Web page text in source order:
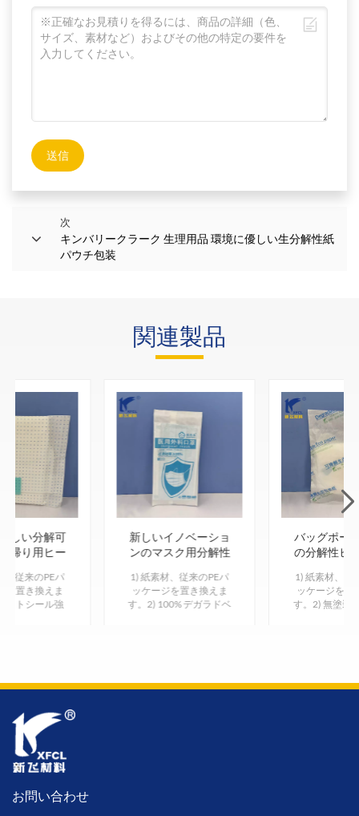
送信
次
キンバリークラーク 生理用品 環境に優しい生分解性紙
パウチ包装
関連製品
しい分解可
帰り用ヒー
チ紙
、従来のPEパ
を置き換えま
ートシール強
新しいイノベーショ
ンのマスク用分解性
1) 紙素材、従来のPEパ
ッケージを置き換えま
す。2) 100% デガラドベ
バッグポー
の分解性ヒ
1) 紙素材、従
ッケージを置
す。2) 無塗装
お問い合わせ